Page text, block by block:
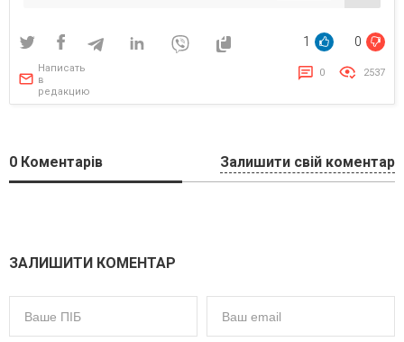
1 0
Написать
в
редакцию
0 2537
0 Коментарів Залишити свій коментар
ЗАЛИШИТИ КОМЕНТАР